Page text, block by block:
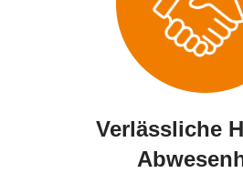
Verlässliche